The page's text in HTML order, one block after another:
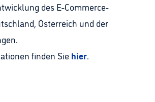
des E-Commerce-
Österreich und der
finden Sie hier.